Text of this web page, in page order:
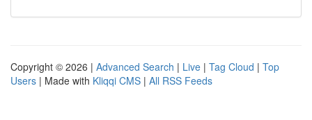
Copyright © 2026 | Advanced Search | Live | Tag Cloud | Top
Users | Made with Kliqqi CMS | All RSS Feeds